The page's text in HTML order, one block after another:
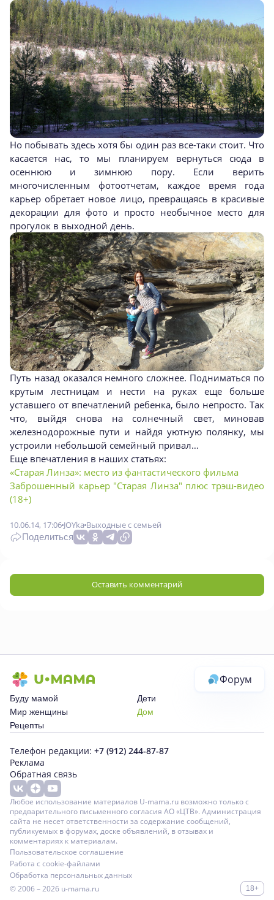
Но побывать здесь хотя бы один раз все-таки стоит. Что
касается нас, то мы планируем вернуться сюда в
осеннюю и зимнюю пору. Если верить
многочисленным фотоотчетам, каждое время года
карьер обретает новое лицо, превращаясь в красивые
декорации для фото и просто необычное место для
прогулок в выходной день.
Путь назад оказался немного сложнее. Подниматься по
крутым лестницам и нести на руках еще больше
уставшего от впечатлений ребенка, было непросто. Так
что, выйдя снова на солнечный свет, миновав
железнодорожные пути и найдя уютную полянку, мы
устроили небольшой семейный привал…
Еще впечатления в наших статьях:
«Старая Линза»: место из фантастического фильма
Заброшенный карьер "Старая Линза" плюс трэш-видео
(18+)
10.06.14, 17:06 JOYka Выходные с семьей
Поделиться
Оставить комментарий
Форум
Буду мамой
Дети
Мир женщины
Дом
Рецепты
Телефон редакции: +7 (912) 244-87-87
Реклама
Обратная связь
Любое использование материалов U-mama.ru возможно только с
предварительного письменного согласия АО «ЦТВ». Администрация
сайта не несет ответственности за содержание сообщений,
публикуемых в форумах, доске объявлений, в отзывах и
комментариях к материалам.
Пользовательское соглашение
Работа с cookie-файлами
Обработка персональных данных
© 2006 – 2026 u-mama.ru 18+